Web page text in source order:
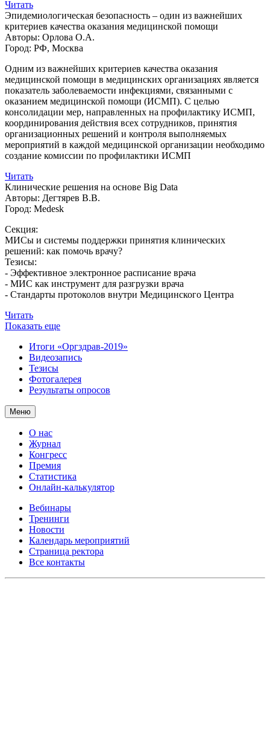
Читать
Эпидемиологическая безопасность – один из важнейших
критериев качества оказания медицинской помощи
Авторы: Орлова О.А.
Город: РФ, Москва
Одним из важнейших критериев качества оказания
медицинской помощи в медицинских организациях является
показатель заболеваемости инфекциями, связанными с
оказанием медицинской помощи (ИСМП). С целью
консолидации мер, направленных на профилактику ИСМП,
координирования действия всех сотрудников, принятия
организационных решений и контроля выполняемых
мероприятий в каждой медицинской организации необходимо
создание комиссии по профилактики ИСМП
Читать
Клинические решения на основе Big Data
Авторы: Дегтярев В.В.
Город: Medesk
Секция:
МИСы и системы поддержки принятия клинических
решений: как помочь врачу?
Тезисы:
- Эффективное электронное расписание врача
- МИС как инструмент для разгрузки врача
- Стандарты протоколов внутри Медицинского Центра
Читать
Показать еще
Итоги «Оргздрав-2019»
Видеозапись
Тезисы
Фотогалерея
Результаты опросов
Меню
О нас
Журнал
Конгресс
Премия
Статистика
Онлайн-калькулятор
Вебинары
Тренинги
Новости
Календарь мероприятий
Страница ректора
Все контакты